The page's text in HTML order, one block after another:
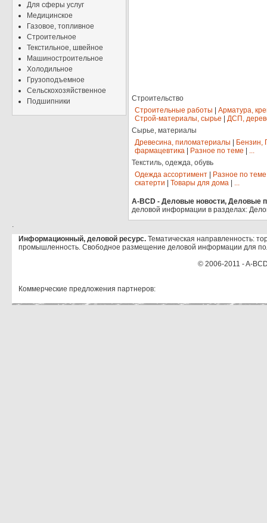
Для сферы услуг
Медицинское
Газовое, топливное
Строительное
Текстильное, швейное
Машиностроительное
Холодильное
Грузоподъемное
Сельскохозяйственное
Подшипники
Строительство
Строительные работы
Арматура,
Строй-материалы, сырье
ДСП,
Сырье, материалы
Древесина, пиломатериалы
Бензин,
фармацевтика
Разное по теме
...
Текстиль, одежда, обувь
Одежда ассортимент
Разное по теме
скатерти
Товары для дома ...
A-BCD - Деловые новости, Деловые
деловой информации в разделах:
.
Информационный, деловой ресурс. Тематическая направленность:
промышленность. Свободное размещение деловой информации для
© 2006-2011 - A-
Коммерческие предложения партнеров: